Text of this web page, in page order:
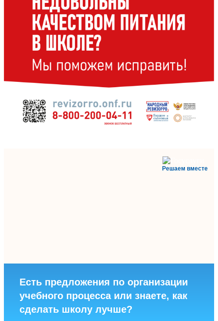
Решаем вместе
Есть предложения по организации
учебного процесса или знаете, как
сделать школу лучше?